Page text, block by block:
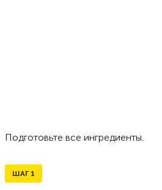
Подготовьте все ингредиенты.
ШАГ 1